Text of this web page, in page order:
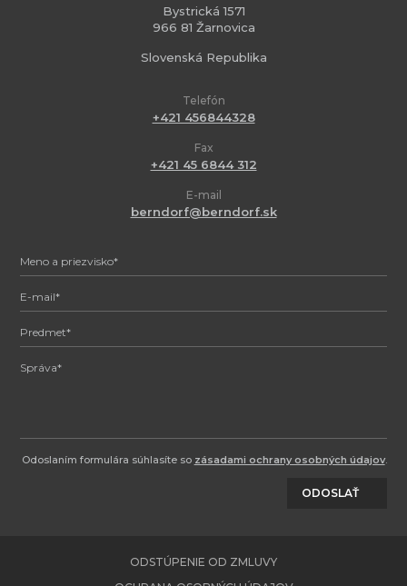
Bystrická 1571
966 81 Žarnovica
Slovenská Republika
Telefón
+421 456844328
Fax
+421 45 6844 312
E-mail
berndorf@berndorf.sk
Odoslaním formulára súhlasíte so zásadami ochrany osobných údajov.
ODOSLAŤ
ODSTÚPENIE OD ZMLUVY